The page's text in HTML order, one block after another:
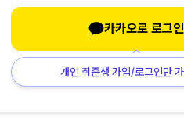
카카오로 로그인
개인 취준생 가입/로그인만